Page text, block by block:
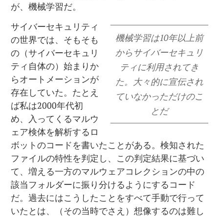
が、機械学習だ。
機械学習は10年以上前
からサイバーセキュリ
ティに利用されてき
た。大々的に宣伝され
ていなかっただけのこ
とだ
サイバーセキュリティ
の世界では、そもそも
の（サイバーセキュリ
ティ自体の）始まりか
らオートメーションが
存在していた。たとえ
ば私は2000年代初
め、入ってくるマルウ
ェア検体を解析するロ
ボットのコードを書いたことがある。検知された
ファイルの特性を判定し、この判定結果に基づい
て、増える一方のマルウェアコレクションの中の
該当フォルダーに振り分けるようにするコード
だ。過去にはこうしたことをすべて手動で行って
いたとは、（その当時でさえ）想像するのは難し